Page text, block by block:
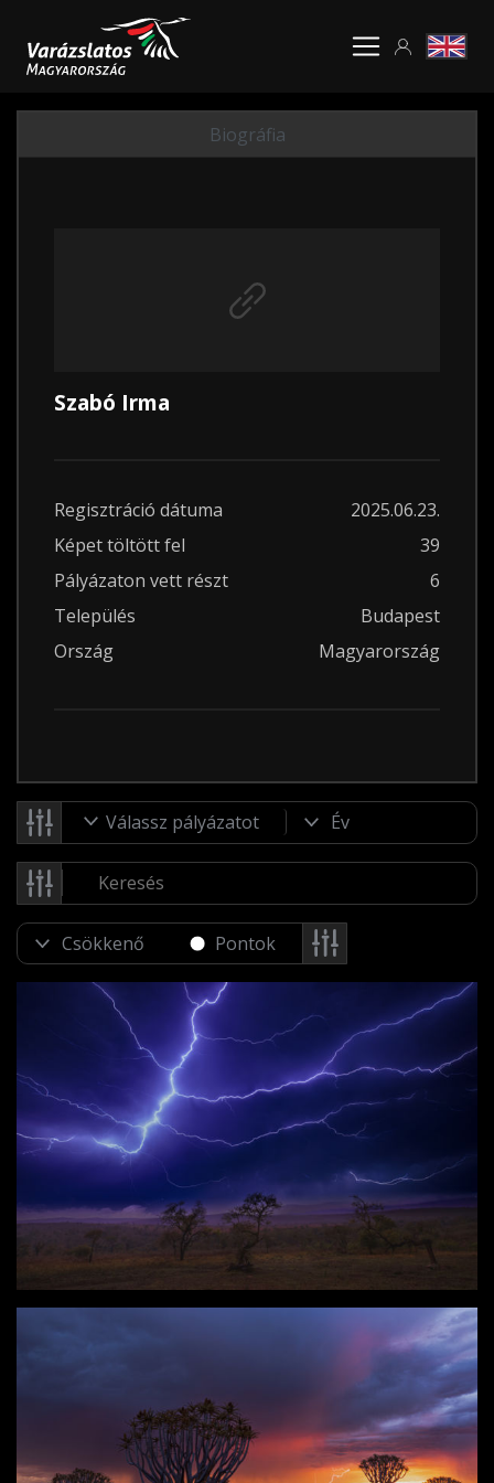
Biográfia
Szabó Irma
Regisztráció dátuma
2025.06.23.
Képet töltött fel
39
Pályázaton vett részt
6
Település
Budapest
Ország
Magyarország
Válassz pályázatot
Pontok